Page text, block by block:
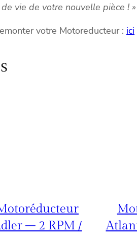
vie de votre nouvelle pièce ! »
votre Motoreducteur : ici
– 2 RPM /